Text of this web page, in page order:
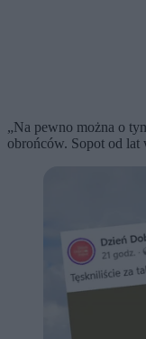
„Na pewno można o
obrońców. Sopot od